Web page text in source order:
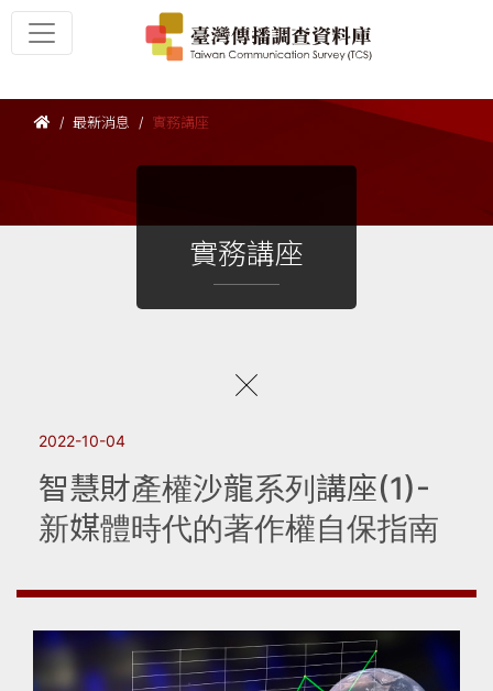
最新消息 實務講座
實務講座
2022-10-04
智慧財產權沙龍系列講座(1)-
新媒體時代的著作權自保指南